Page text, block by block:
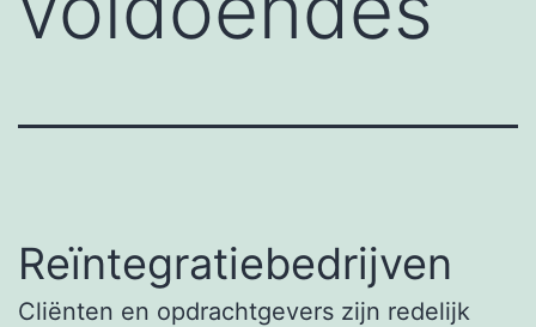
Reïntegratiebedrijven
Cliënten en opdrachtgevers zijn redelijk